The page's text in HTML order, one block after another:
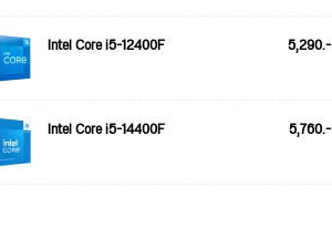
Intel Core i5-12400F 5,290.-
Intel Core i5-14400F 5,760.-